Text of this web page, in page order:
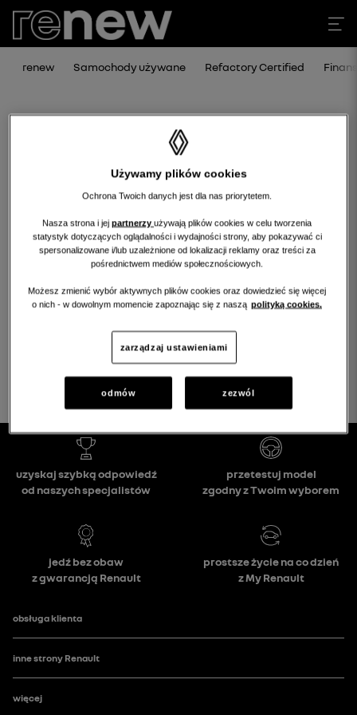
renew Samochody używane Refactory Certified
Niestety, wybrany dealer nie ma
obecnie żadnych ofert w tej kategorii.
Wróć na stronę główną.
wróć na stronę główną
Używamy plików cookies
Ochrona Twoich danych jest dla nas priorytetem.
Nasza strona i jej partnerzy używają plików cookies w celu tworzenia
statystyk dotyczących oglądalności i wydajności strony, aby pokazywać ci
spersonalizowane i/lub uzależnione od lokalizacji reklamy oraz treści za
pośrednictwem mediów społecznościowych.
Możesz zmienić wybór aktywnych plików cookies oraz dowiedzieć się więcej
o nich - w dowolnym momencie zapoznając się z naszą polityką cookies.
zarządzaj ustawieniami
odmów zezwól